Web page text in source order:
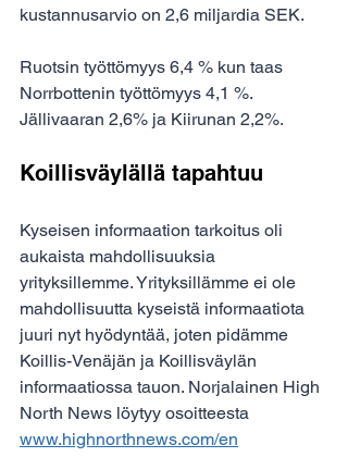
kustannusarvio on 2,6 miljardia SEK.
Ruotsin työttömyys 6,4 % kun taas
Norrbottenin työttömyys 4,1 %.
Jällivaaran 2,6% ja Kiirunan 2,2%.
Koillisväylällä tapahtuu
Kyseisen informaation tarkoitus oli
aukaista mahdollisuuksia
yrityksillemme. Yrityksillämme ei ole
mahdollisuutta kyseistä informaatiota
juuri nyt hyödyntää, joten pidämme
Koillis-Venäjän ja Koillisväylän
informaatiossa tauon. Norjalainen High
North News löytyy osoitteesta
www.highnorthnews.com/en